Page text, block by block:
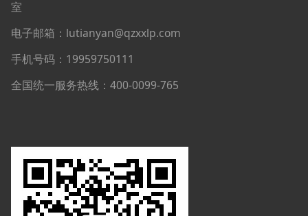
室
电子邮箱：lutianyan@qzxxlp.com
手机号码：19959750111
全国统一服务热线：400-0099-765